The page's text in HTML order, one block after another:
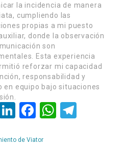
la incidencia de manera
cumpliendo las
propias a mi puesto
donde la observación
son
Esta experiencia
reforzar mi capacidad
responsabilidad y
en equipo bajo situaciones
LinkedIn FacebookWhatsApp
de Viator